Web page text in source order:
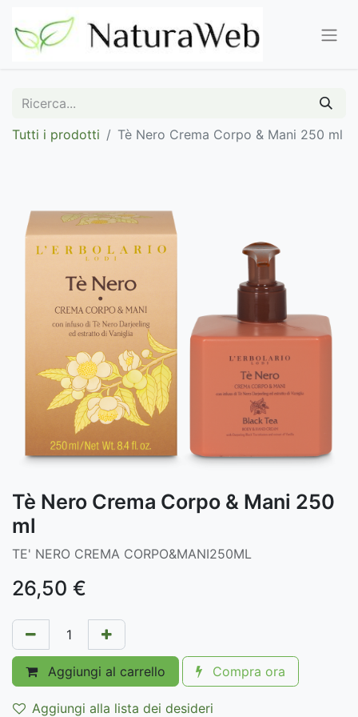
Tutti i prodotti Tè Nero Crema Corpo & Mani 250 ml
Tè Nero Crema Corpo & Mani 250
ml
TE' NERO CREMA CORPO&MANI250ML
26,50 €
Aggiungi al carrello Compra ora
Aggiungi alla lista dei desideri